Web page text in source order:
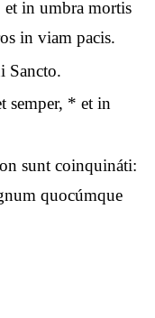
in umbra mortis
in viam pacis.
Sancto.
semper, * et in
sunt coinquináti:
quocúmque